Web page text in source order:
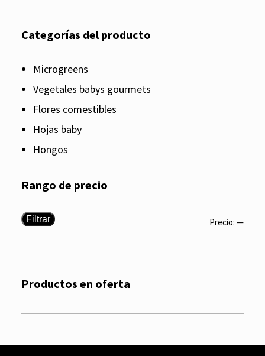
Categorías del producto
Microgreens
Vegetales babys gourmets
Flores comestibles
Hojas baby
Hongos
Rango de precio
Filtrar Precio:—
Productos en oferta